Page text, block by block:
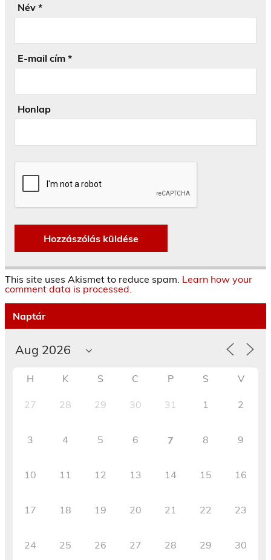
Név *
E-mail cím *
Honlap
This site uses Akismet to reduce spam. Learn how your
comment data is processed.
Naptár
H K S C P S V
27 28 29 30 31 1 2
3 4 5 6 7 8 9
10 11 12 13 14 15 16
17 18 19 20 21 22 23
24 25 26 27 28 29 30